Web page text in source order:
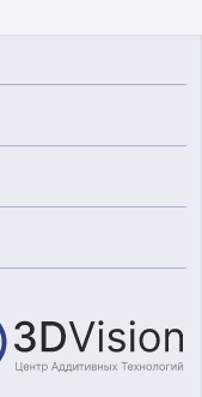
литья